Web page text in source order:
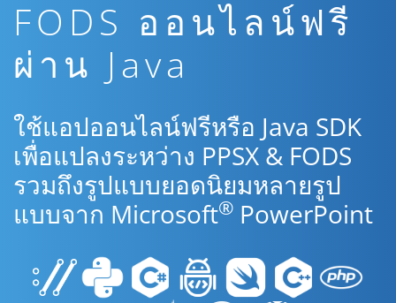
FODS ออนไลน์ฟรี
ผ่าน Java
ใช้แอปออนไลน์ฟรีหรือ Java SDK
เพื่อแปลงระหว่าง PPSX & FODS
รวมถึงรูปแบบยอดนิยมหลายรูป
แบบจาก Microsoft® PowerPoint